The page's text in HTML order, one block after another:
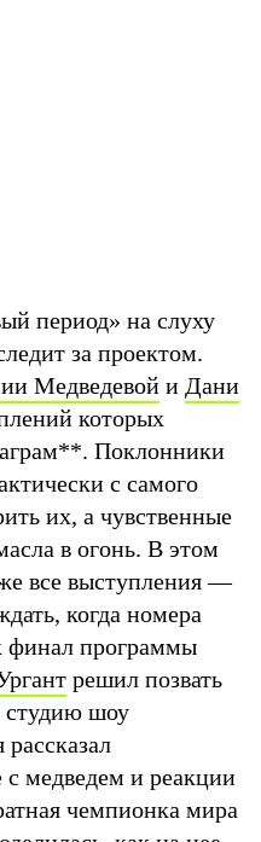
период» на слуху
за проектом.
Медведевой и Дани
которых
**. Поклонники
с самого
их, а чувственные
в огонь. В этом
все выступления —
когда номера
финал программы
решил позвать
студию шоу
рассказал
с медведем и реакции
чемпионка мира